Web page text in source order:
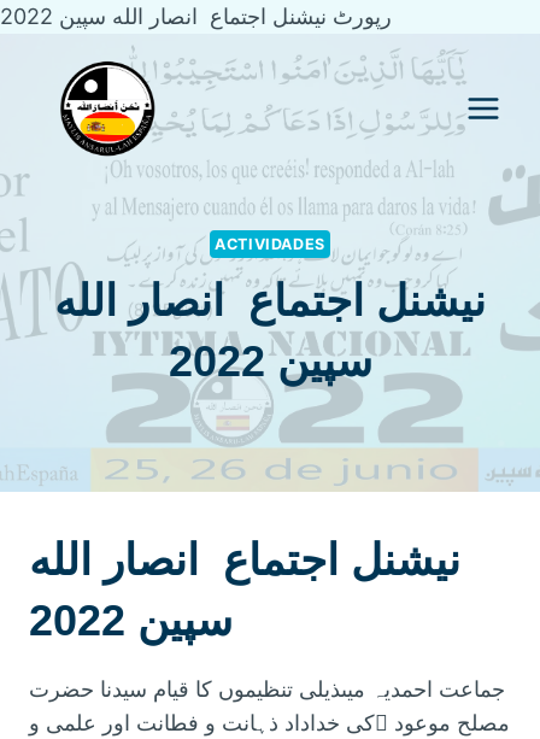
رپورٹ نیشنل اجتماع انصار الله سپین 2022
contenido
ACTIVIDADES
نیشنل اجتماع انصار الله
سپین 2022
نیشنل اجتماع انصار الله
سپین 2022
جماعت احمدیہ میںذیلی تنظیموں کا قیام سیدنا حضرت
مصلح موعود ؓکی خداداد ذہانت و فطانت اور علمی و